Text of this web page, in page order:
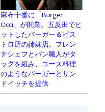
麻布十番に「Burger
Occi」が開業。五反田でヒ
ットしたバーガー＆ビス
トロ店の姉妹店。フレン
チシェフとパン職人がタ
ッグを組み、コース料理
のようなバーガーとサン
ドイッチを提供